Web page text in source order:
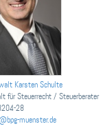
Karsten Schulte
für Steuerrecht / Steuerberater
28
muenster.de